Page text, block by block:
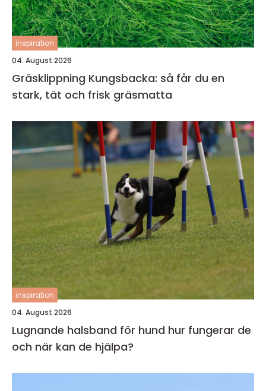
inspiration
04. August 2026
Gräsklippning Kungsbacka: så får du en
stark, tät och frisk gräsmatta
inspiration
04. August 2026
Lugnande halsband för hund hur fungerar de
och när kan de hjälpa?